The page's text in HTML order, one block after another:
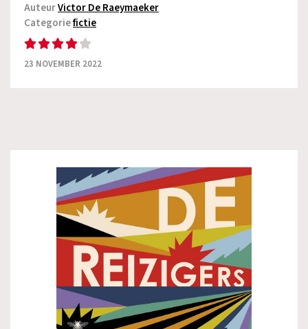
AuteurVictor De Raeymaeker
Categoriefictie
23 NOVEMBER 2022